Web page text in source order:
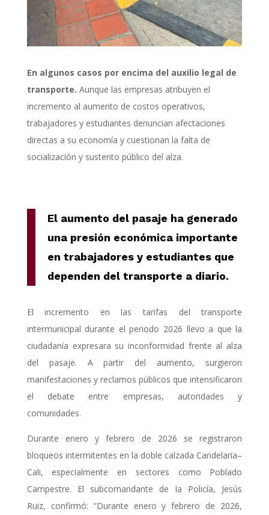
En algunos casos por encima del auxilio legal de
transporte. Aunque las empresas atribuyen el
incremento al aumento de costos operativos,
trabajadores y estudiantes denuncian afectaciones
directas a su economía y cuestionan la falta de
socialización y sustento público del alza.
El aumento del pasaje ha generado
una presión económica importante
en trabajadores y estudiantes que
dependen del transporte a diario.
El incremento en las tarifas del transporte
intermunicipal durante el periodo 2026 llevo a que la
ciudadanía expresara su inconformidad frente al alza
del pasaje. A partir del aumento, surgieron
manifestaciones y reclamos públicos que intensificaron
el debate entre empresas, autoridades y
comunidades.
Durante enero y febrero de 2026 se registraron
bloqueos intermitentes en la doble calzada Candelaria–
Cali, especialmente en sectores como Poblado
Campestre. El subcomandante de la Policía, Jesús
Ruiz, confirmó: “Durante enero y febrero de 2026,